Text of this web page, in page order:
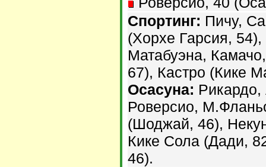
Спортинг: Пичу,
(Хорхе Гарсия,
Матабуэна,
67), Кастро (Кике
Осасуна: Рикардо,
Роверсио,
(Шоджай, 46),
Кике Сола (Дади,
46).